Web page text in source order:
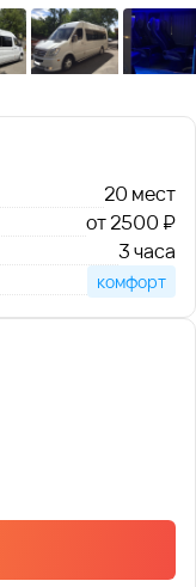
20 мест
от 2500 ₽
3 часа
комфорт